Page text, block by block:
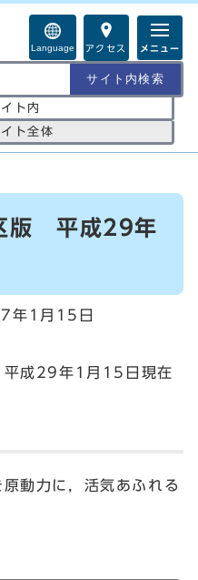
Language アクセス メニュー
ト内
ト全体
版 平成29年
年1月15日
平成29年1月15日現在
動力に，活気あふれる